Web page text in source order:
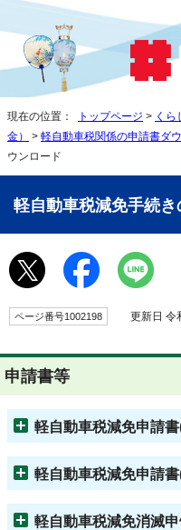
現在の位置： トップページ > くら
金）
> 軽自動車税関係の申請書ダ
ウンロード
軽自動車税減免手続
ページ番号1002198 更新日 令
申請書等
軽自動車税減免申請書
軽自動車税減免申請書
軽自動車税減免消滅